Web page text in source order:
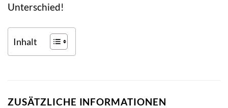
Unterschied!
Inhalt
ZUSÄTZLICHE INFORMATIONEN